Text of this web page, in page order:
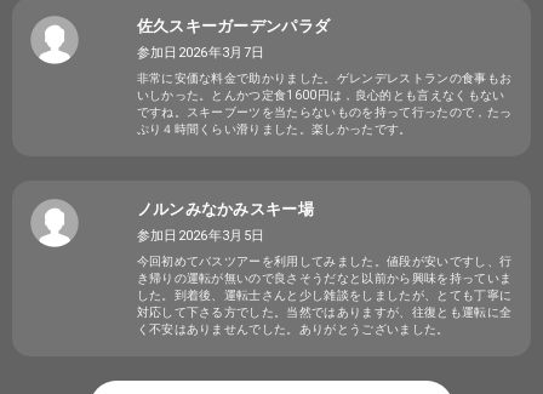
佐久スキーガーデンパラダ
参加日2026年3月7日
非常に安価な料金で助かりました。ゲレンデレストランの食事もお
いしかった。とんかつ定食1600円は，良心的とも言えなくもない
ですね。スキーブーツを当たらないものを持って行ったので，たっ
ぷり４時間くらい滑りました。楽しかったです。
ノルンみなかみスキー場
参加日2026年3月5日
今回初めてバスツアーを利用してみました。値段が安いですし、行
き帰りの運転が無いので良さそうだなと以前から興味を持っていま
した。到着後、運転士さんと少し雑談をしましたが、とても丁寧に
対応して下さる方でした。当然ではありますが、往復とも運転に全
く不安はありませんでした。ありがとうございました。